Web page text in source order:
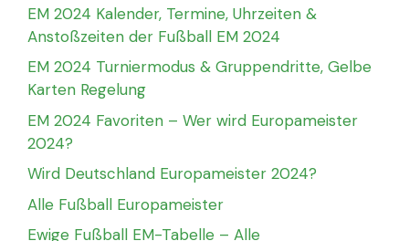
EM 2024 Kalender, Termine, Uhrzeiten &
Anstoßzeiten der Fußball EM 2024
EM 2024 Turniermodus & Gruppendritte, Gelbe
Karten Regelung
EM 2024 Favoriten – Wer wird Europameister
2024?
Wird Deutschland Europameister 2024?
Alle Fußball Europameister
Ewige Fußball EM-Tabelle – Alle